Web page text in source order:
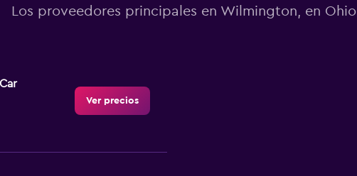
Range:
Los proveedores principales en Wilmington, en Ohio
Ver precios